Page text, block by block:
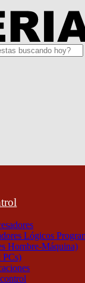
Lógicos
Hombre-Máquina)
PCs)